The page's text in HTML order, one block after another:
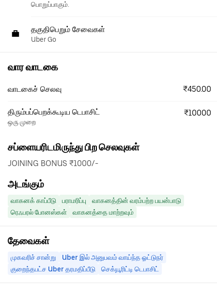
பொறுப்பாகும்.
தகுதிபெறும் சேவைகள்
Uber Go
வார வாடகை
வாடகைச் செலவு ₹450.00
திரும்பப்பெறக்கூடிய டெபாசிட்
ஒரு முறை
₹10000
சப்ளையரிடமிருந்து பிற செலவுகள்
JOINING BONUS ₹1000/-
அடங்கும்
வாகனக் காப்பீடு பராமரிப்பு
வாகனத்தின் வரம்பற்ற பயன்பாடு
ரெஃபரல் போனஸ்கள்
வாகனத்தை மாற்றவும்
தேவைகள்
முகவரிச் சான்று
Uber இல் அனுபவம் வாய்ந்த ஓட்டுநர்
குறைந்தபட்ச Uber தரமதிப்பீடு
செக்யூரிட்டி டெபாசிட்